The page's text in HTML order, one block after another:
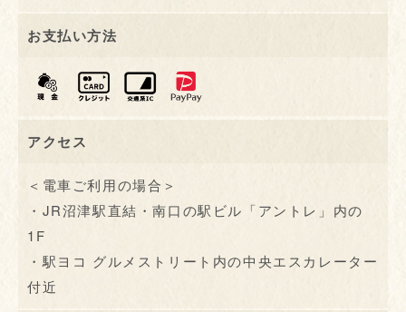
お支払い方法
アクセス
＜電車ご利用の場合＞
・JR沼津駅直結・南口の駅ビル「アントレ」内の
1F
・駅ヨコ グルメストリート内の中央エスカレーター
付近